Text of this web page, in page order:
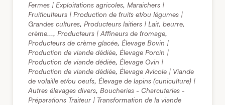
Fermes | Exploitations agricoles, Maraichers |
Fruiticulteurs | Production de fruits et/ou légumes |
Grandes cultures, Producteurs laitiers | Lait, beurre,
crème..., Producteurs | Affineurs de fromage,
Producteurs de crème glacée, Élevage Bovin |
Production de viande dédiée, Élevage Porcin |
Production de viande dédiée, Élevage Ovin |
Production de viande dédiée, Élevage Avicole | Viande
de volaille et/ou oeufs, Élevage de lapins (cuniculture) |
Autres élevages divers, Boucheries - Charcuteries -
Préparations Traiteur | Transformation de la viande